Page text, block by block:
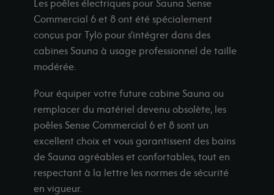
showrooms
Demander un devis
Les poêles électriques pour Sauna Sense
Commercial 6 et 8 ont été spécialement
conçus par Tylö pour s’intégrer dans des
cabines Sauna à usage professionnel de taille
modérée.
Pour équiper votre future cabine Sauna ou
remplacer du matériel devenu obsolète, les
poêles Sense Commercial 6 et 8 sont un
excellent choix et vous garantissent des bains
de Sauna agréables et confortables, tout en
respectant à la lettre les normes de sécurité
en vigueur.